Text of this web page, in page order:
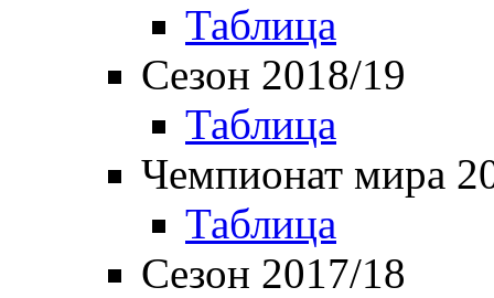
Таблица
Сезон 2018/19
Таблица
Чемпионат мира
Таблица
Сезон 2017/18